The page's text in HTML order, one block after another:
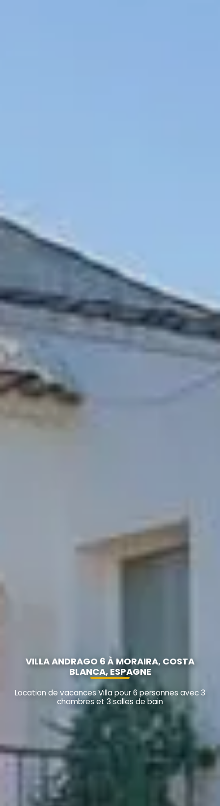
VILLA ANDRAGO 6 À MORAIRA, COSTA
BLANCA, ESPAGNE
Location de vacances Villa pour 6 personnes avec 3
chambres et 3 salles de bain